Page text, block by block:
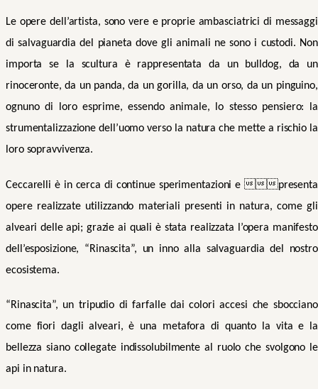
Le opere dell’artista, sono vere e proprie ambasciatrici di messaggi
di salvaguardia del pianeta dove gli animali ne sono i custodi. Non
importa se la scultura è rappresentata da un bulldog, da un
rinoceronte, da un panda, da un gorilla, da un orso, da un pinguino,
ognuno di loro esprime, essendo animale, lo stesso pensiero: la
strumentalizzazione dell’uomo verso la natura che mette a rischio la
loro sopravvivenza.
Ceccarelli è in cerca di continue sperimentazioni e presenta
opere realizzate utilizzando materiali presenti in natura, come gli
alveari delle api; grazie ai quali è stata realizzata l’opera manifesto
dell’esposizione, “Rinascita”, un inno alla salvaguardia del nostro
ecosistema.
“Rinascita”, un tripudio di farfalle dai colori accesi che sbocciano
come fiori dagli alveari, è una metafora di quanto la vita e la
bellezza siano collegate indissolubilmente al ruolo che svolgono le
api in natura.